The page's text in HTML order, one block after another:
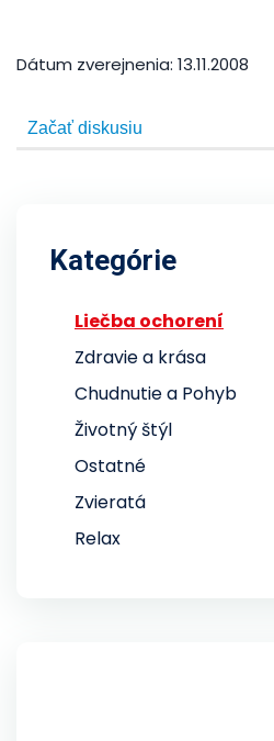
Dátum zverejnenia: 13.11.2008
Kategórie
Liečba ochorení
Zdravie a krása
Chudnutie a Pohyb
Životný štýl
Ostatné
Zvieratá
Relax